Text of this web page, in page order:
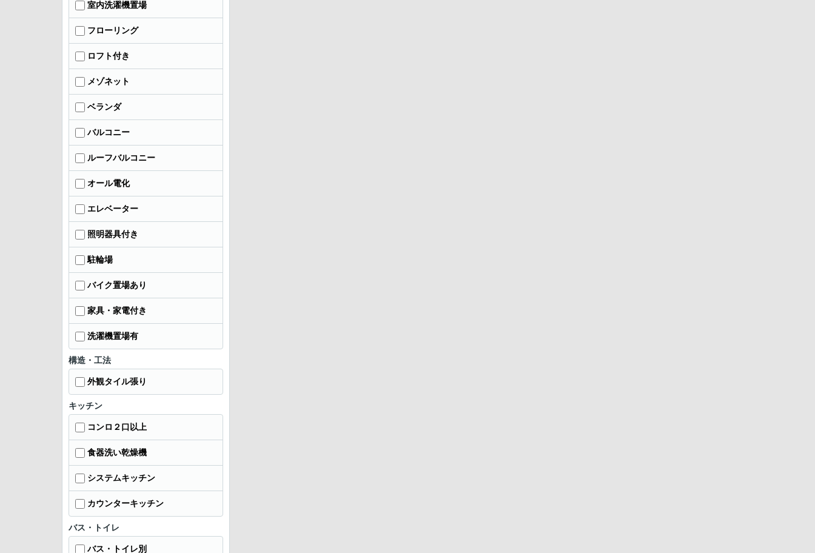
室内洗濯機置場
フローリング
ロフト付き
メゾネット
ベランダ
バルコニー
ルーフバルコニー
オール電化
エレベーター
照明器具付き
駐輪場
バイク置場あり
家具・家電付き
洗濯機置場有
構造・工法
外観タイル張り
キッチン
コンロ２口以上
食器洗い乾燥機
システムキッチン
カウンターキッチン
バス・トイレ
バス・トイレ別